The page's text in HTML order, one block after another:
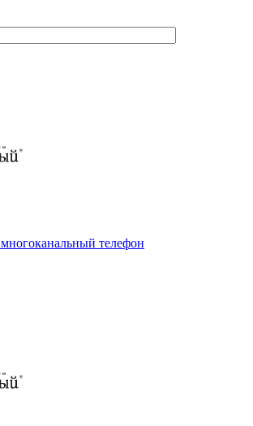
многоканальный телефон